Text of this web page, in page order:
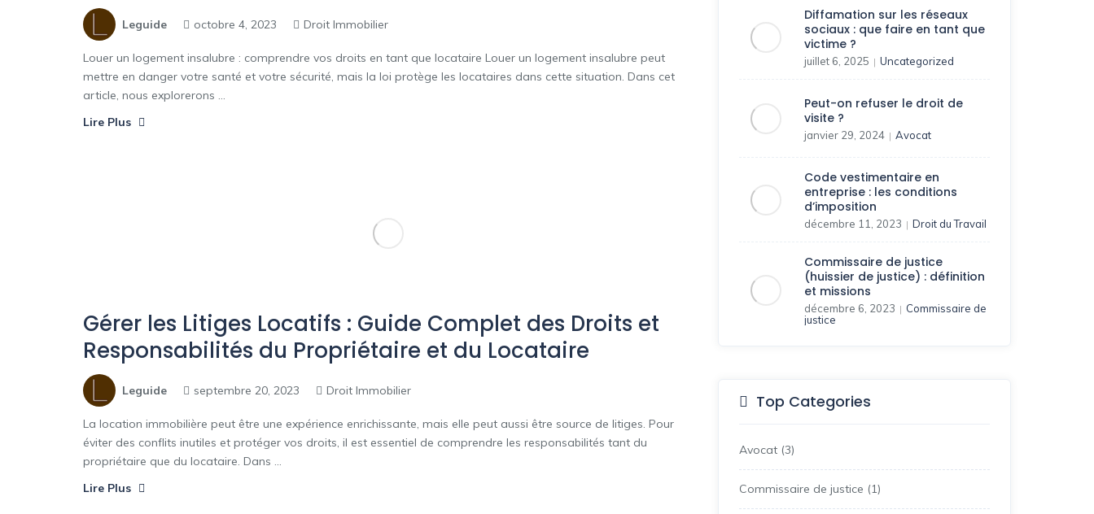
Leguide octobre 4, 2023 Droit Immobilier
Louer un logement insalubre : comprendre vos droits en tant que locataire Louer un logement insalubre peut
mettre en danger votre santé et votre sécurité, mais la loi protège les locataires dans cette situation. Dans cet
article, nous explorerons ...
Lire Plus
Gérer les Litiges Locatifs : Guide Complet des Droits et
Responsabilités du Propriétaire et du Locataire
Leguide septembre 20, 2023 Droit Immobilier
La location immobilière peut être une expérience enrichissante, mais elle peut aussi être source de litiges. Pour
éviter des conflits inutiles et protéger vos droits, il est essentiel de comprendre les responsabilités tant du
propriétaire que du locataire. Dans ...
Lire Plus
Diffamation sur les réseaux
sociaux : que faire en tant que
victime ?
juillet 6, 2025 | Uncategorized
Peut-on refuser le droit de
visite ?
janvier 29, 2024 | Avocat
Code vestimentaire en
entreprise : les conditions
d’imposition
décembre 11, 2023 | Droit du Travail
Commissaire de justice
(huissier de justice) : définition
et missions
décembre 6, 2023 | Commissaire de
justice
Top Categories
Avocat (3)
Commissaire de justice (1)